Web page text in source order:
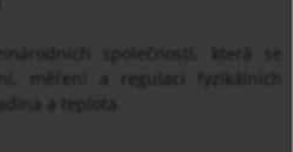
společností, která se
měření a regulaci fyzikálních
a teplota.